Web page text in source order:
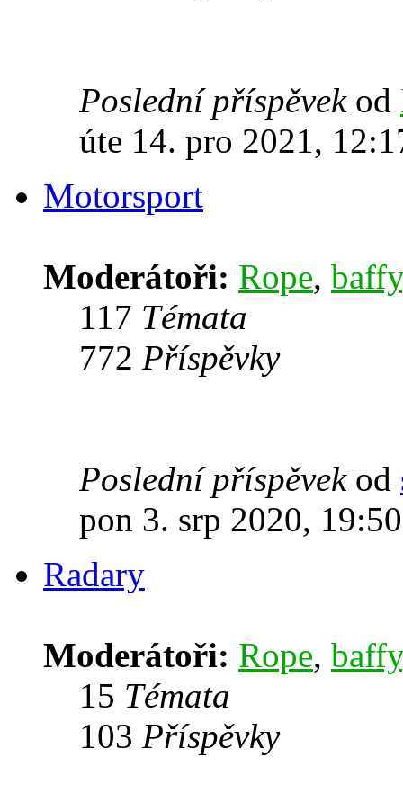
Poslední příspěvekod
úte 14. pro 2021,
Motorsport
Moderátoři: Rope, baffy
117 Témata
772 Příspěvky
Poslední příspěvekod
pon 3. srp 2020, 19:50
Radary
Moderátoři: Rope, baffy
15 Témata
103 Příspěvky